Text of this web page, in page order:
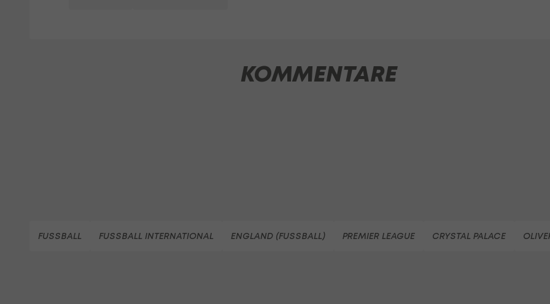
KOMMENTARE
FUSSBALL FUSSBALL INTERNATIONAL ENGLAND (FUSSBALL) PREMIER LEAGUE CRYSTAL PALACE